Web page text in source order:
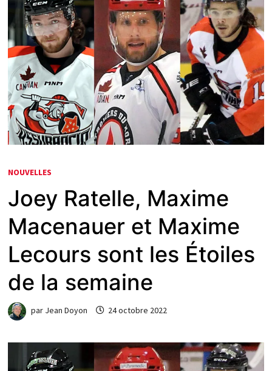
NOUVELLES
Joey Ratelle, Maxime
Macenauer et Maxime
Lecours sont les Étoiles
de la semaine
par Jean Doyon 24 octobre 2022